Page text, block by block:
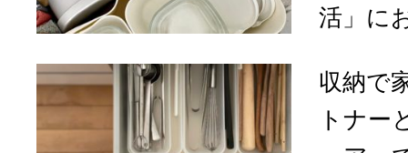
活」に
収納で
トナー